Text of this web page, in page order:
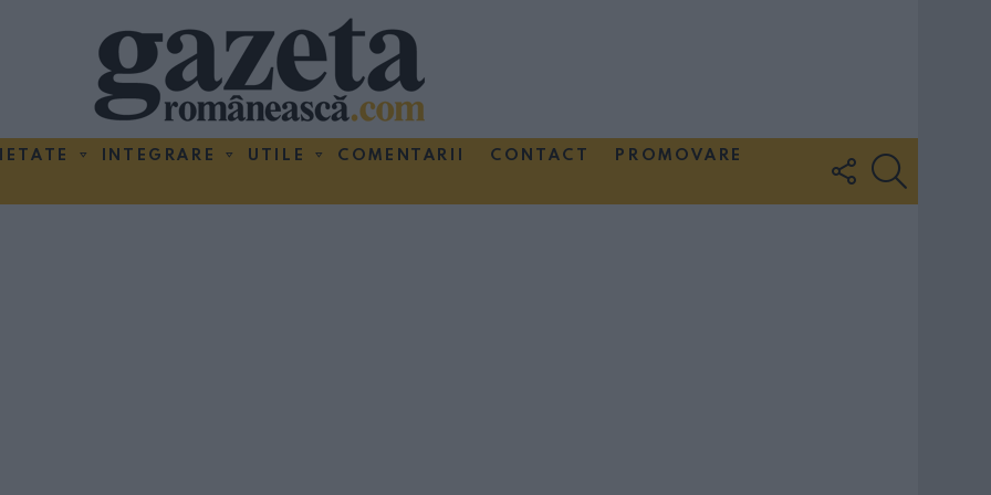
INTEGRARE UTILE COMENTARII CONTACT
PROMOVARE
FOLLOW
US